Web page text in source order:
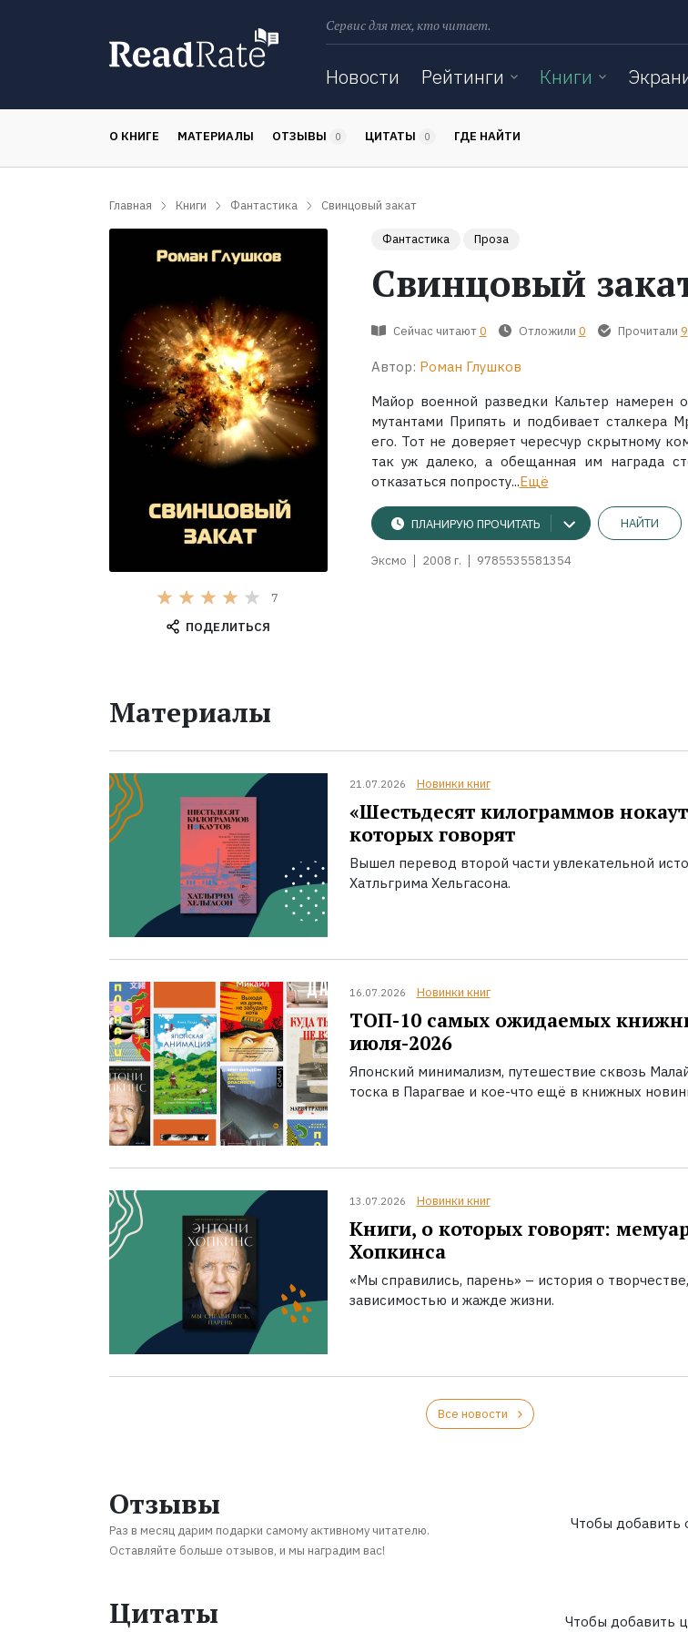
Сервис для тех, кто читает.
Новости Рейтинги Книги
О КНИГЕ МАТЕРИАЛЫ ОТЗЫВЫ 0 ЦИТАТЫ 0 ГДЕ НАЙТИ
Главная Книги Фантастика Свинцовый закат
7
ПОДЕЛИТЬСЯ
Фантастика Проза
Свинцовый
Сейчас читают 0 Отложили 0 Прочитали 9
Автор: Роман Глушков
Майор военной разведки Кальтер намерен
мутантами Припять и подбивает сталкера
его. Тот не доверяет чересчур скрытному
так уж далеко, а обещанная им награда
отказаться попросту...Ещё
ПЛАНИРУЮ ПРОЧИТАТЬ НАЙТИ
Эксмо 2008 г. 9785535581354
Материалы
21.07.2026 Новинки книг
«Шестьдесят килограммов
которых говорят
Вышел перевод второй части увлекательной
Хатльгрима Хельгасона.
16.07.2026 Новинки книг
ТОП-10 самых ожидаемых
июля-2026
Японский минимализм, путешествие сквозь
тоска в Парагвае и кое-что ещё в книжных
13.07.2026 Новинки книг
Книги, о которых говорят:
Хопкинса
«Мы справились, парень» – история о
зависимостью и жажде жизни.
Все новости
Отзывы
Раз в месяц дарим подарки самому активному читателю.
Оставляйте больше отзывов, и мы наградим вас!
Чтобы добавить
Цитаты Чтобы добавить